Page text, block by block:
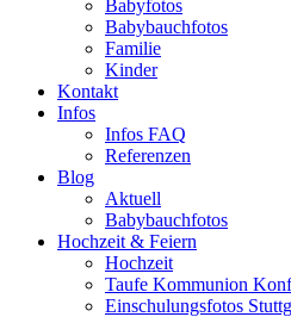
Babyfotos
Babybauchfotos
Familie
Kinder
Kontakt
Infos
Infos FAQ
Referenzen
Blog
Aktuell
Babybauchfotos
Hochzeit & Feiern
Hochzeit
Taufe Kommunion
Einschulungsfotos